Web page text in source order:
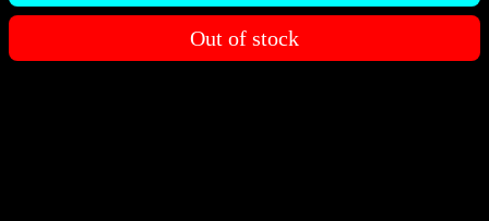
Out of stock